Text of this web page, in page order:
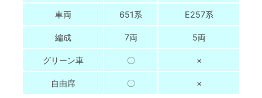
車両 651系 E257系
編成 7両 5両
グリーン車 〇 ×
自由席 〇 ×